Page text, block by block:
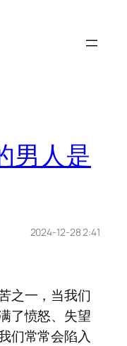
男人是
2024-12-28 2:41
之一，当我们
了愤怒、失望
们常常会陷入